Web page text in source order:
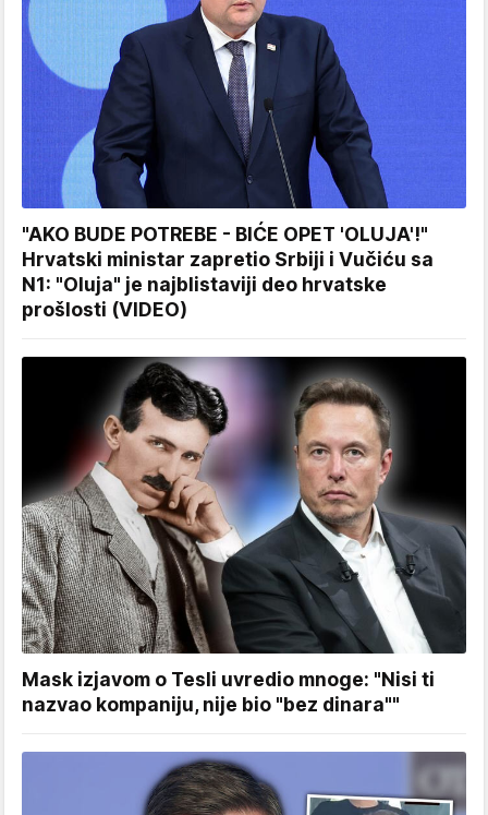
"AKO BUDE POTREBE - BIĆE OPET 'OLUJA'!"
Hrvatski ministar zapretio Srbiji i Vučiću sa
N1: "Oluja" je najblistaviji deo hrvatske
prošlosti (VIDEO)
Mask izjavom o Tesli uvredio mnoge: "Nisi ti
nazvao kompaniju, nije bio "bez dinara""